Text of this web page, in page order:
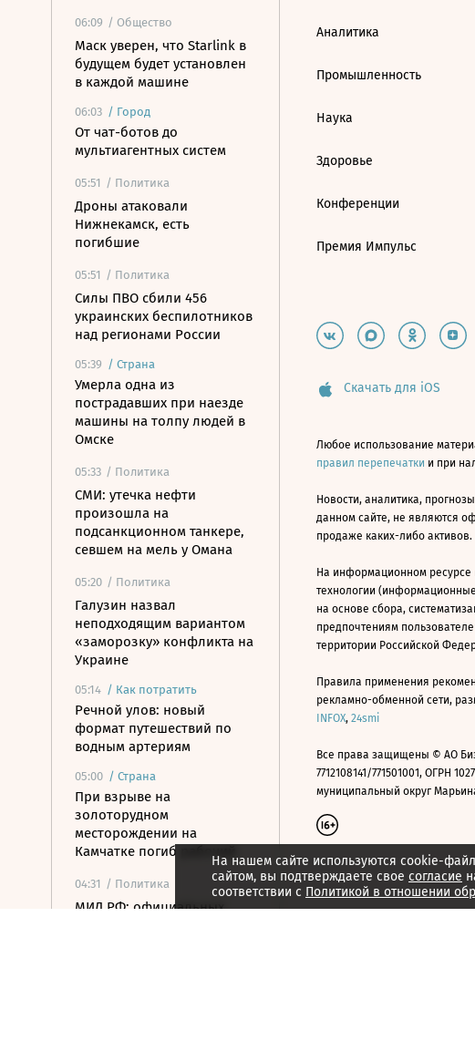
06:09 / Общество
Маск уверен, что Starlink в
будущем будет установлен
в каждой машине
06:03 / Город
От чат-ботов до
мультиагентных систем
05:51 / Политика
Дроны атаковали
Нижнекамск, есть
погибшие
05:51 / Политика
Силы ПВО сбили 456
украинских беспилотников
над регионами России
05:39 / Страна
Умерла одна из
пострадавших при наезде
машины на толпу людей в
Омске
05:33 / Политика
СМИ: утечка нефти
произошла на
подсанкционном танкере,
севшем на мель у Омана
05:20 / Политика
Галузин назвал
неподходящим вариантом
«заморозку» конфликта на
Украине
05:14 / Как потратить
Речной улов: новый
формат путешествий по
водным артериям
05:00 / Страна
При взрыве на
золоторудном
месторождении на
Камчатке погиб рабочий
04:31 / Политика
МИД РФ: официальных
На нашем сайте используются cookie-
сайтом, вы подтверждаете свое согласие
соответствии с Политикой в отношении
Аналитика
Промышленность
Наука
Здоровье
Конференции
Премия Импульс
Скачать для iOS
Любое использование
правил перепечатки и при
Новости, аналитика,
данном сайте, не являются
продаже каких-либо активов.
На информационном
технологии
на основе сбора,
предпочтениям
территории Российской
Правила применения
рекламно-обменной сети,
INFOX, 24smi
Все права защищены © АО
7712108141/771501001, ОГРН
муниципальный округ